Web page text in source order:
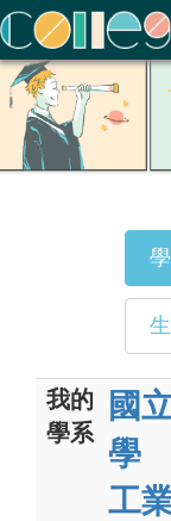
ColleGo! 大學選才
我的
學系
國
學
工